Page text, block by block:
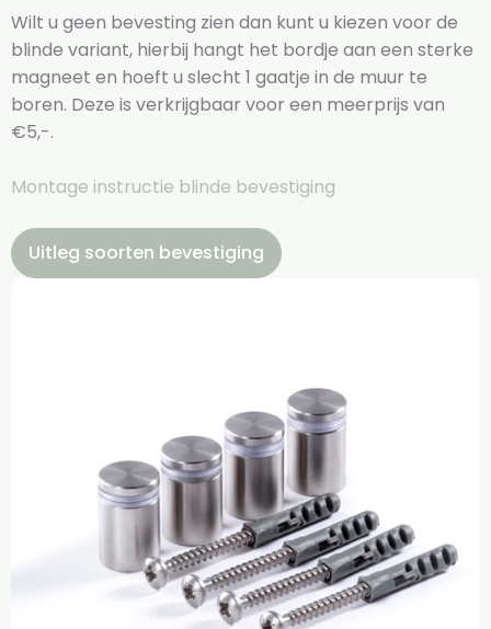
Wilt u geen bevesting zien dan kunt u kiezen voor de
blinde variant, hierbij hangt het bordje aan een sterke
magneet en hoeft u slecht 1 gaatje in de muur te
boren. Deze is verkrijgbaar voor een meerprijs van
€5,-.
Montage instructie blinde bevestiging
Uitleg soorten bevestiging